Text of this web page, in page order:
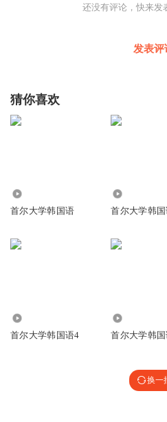
还没有评论，快来发
发表评
猜你喜欢
首尔大学韩国语 首尔大学韩
首尔大学韩国语4 首尔大学韩
换一